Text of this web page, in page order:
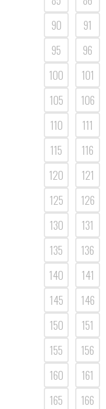
90
91
95
96
100
101
105
106
110
111
115
116
120
121
125
126
130
131
135
136
140
141
145
146
150
151
155
156
160
161
165
166